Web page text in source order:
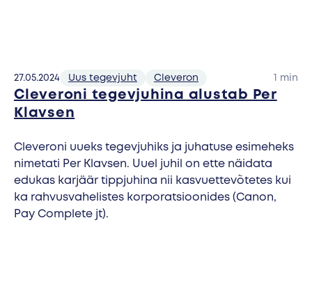
Cleveroni tegevjuhina alustab Per
Klavsen
Cleveroni uueks tegevjuhiks ja juhatuse esimeheks
nimetati Per Klavsen. Uuel juhil on ette näidata
edukas karjäär tippjuhina nii kasvuettevõtetes kui
ka rahvusvahelistes korporatsioonides (Canon,
Pay Complete jt).
27.05.2024 Uus tegevjuht Cleveron 1 min